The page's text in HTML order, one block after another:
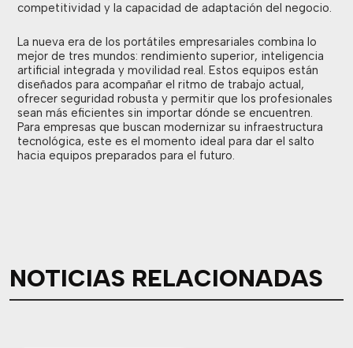
competitividad y la capacidad de adaptación del negocio.
La nueva era de los portátiles empresariales combina lo
mejor de tres mundos: rendimiento superior, inteligencia
artificial integrada y movilidad real. Estos equipos están
diseñados para acompañar el ritmo de trabajo actual,
ofrecer seguridad robusta y permitir que los profesionales
sean más eficientes sin importar dónde se encuentren.
Para empresas que buscan modernizar su infraestructura
tecnológica, este es el momento ideal para dar el salto
hacia equipos preparados para el futuro.
NOTICIAS RELACIONADAS